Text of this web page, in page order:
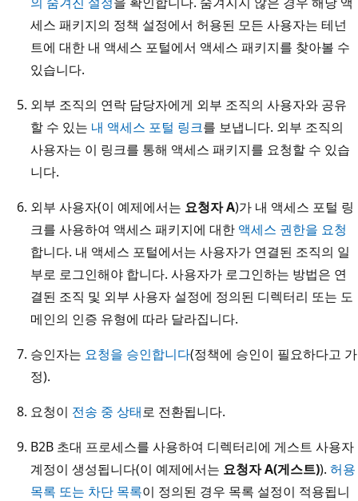
세스 패키지의 정책 설정에서 허용된 모든 사용자는 테넌
트에 대한 내 액세스 포털에서 액세스 패키지를 찾아볼 수
있습니다.
외부 조직의 연락 담당자에게 외부 조직의 사용자와 공유
할 수 있는 내 액세스 포털 링크를 보냅니다. 외부 조직의
사용자는 이 링크를 통해 액세스 패키지를 요청할 수 있습
니다.
외부 사용자(이 예제에서는 요청자 A)가 내 액세스 포털 링
크를 사용하여 액세스 패키지에 대한 액세스 권한을 요청
합니다. 내 액세스 포털에서는 사용자가 연결된 조직의 일
부로 로그인해야 합니다. 사용자가 로그인하는 방법은 연
결된 조직 및 외부 사용자 설정에 정의된 디렉터리 또는 도
메인의 인증 유형에 따라 달라집니다.
승인자는 요청을 승인합니다(정책에 승인이 필요하다고 가
정).
요청이 전송 중 상태로 전환됩니다.
B2B 초대 프로세스를 사용하여 디렉터리에 게스트 사용자
계정이 생성됩니다(이 예제에서는 요청자 A(게스트)). 허용
목록 또는 차단 목록이 정의된 경우 목록 설정이 적용됩니